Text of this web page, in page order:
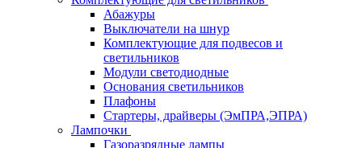
Абажуры
Выключатели на шнур
Комплектующие для подвесов и
светильников
Модули светодиодные
Основания светильников
Плафоны
Стартеры, драйверы (ЭмПРА,ЭПРА)
Лампочки
Газоразрядные лампы